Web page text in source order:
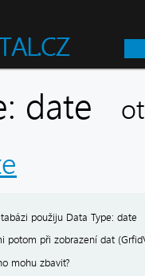
date
použiju Data Type: date
potom při zobrazení dat
mohu zbavit?